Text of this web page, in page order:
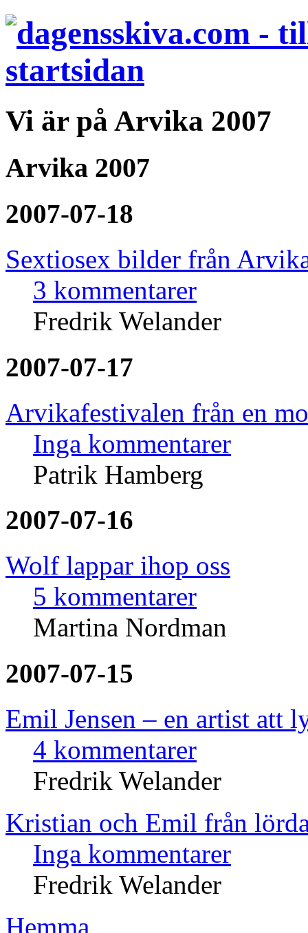
Vi är på Arvika 2007
Arvika 2007
2007-07-18
Sextiosex bilder från
3 kommentarer
Fredrik Welander
2007-07-17
Arvikafestivalen från en
Inga kommentarer
Patrik Hamberg
2007-07-16
Wolf lappar ihop oss
5 kommentarer
Martina Nordman
2007-07-15
Emil Jensen – en artist att
4 kommentarer
Fredrik Welander
Kristian och Emil från
Inga kommentarer
Fredrik Welander
Hemma